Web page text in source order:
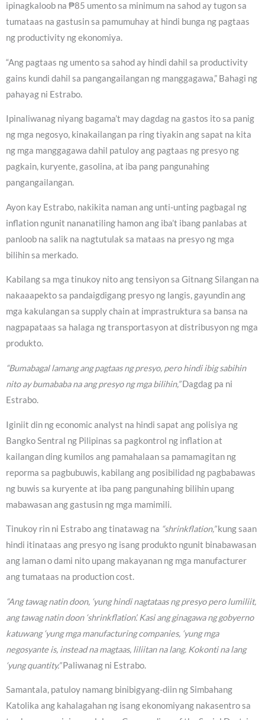
ipinagkaloob na ₱85 umento sa minimum na sahod ay tugon sa
tumataas na gastusin sa pamumuhay at hindi bunga ng pagtaas
ng productivity ng ekonomiya.
“Ang pagtaas ng umento sa sahod ay hindi dahil sa productivity
gains kundi dahil sa pangangailangan ng manggagawa,” Bahagi ng
pahayag ni Estrabo.
Ipinaliwanag niyang bagama’t may dagdag na gastos ito sa panig
ng mga negosyo, kinakailangan pa ring tiyakin ang sapat na kita
ng mga manggagawa dahil patuloy ang pagtaas ng presyo ng
pagkain, kuryente, gasolina, at iba pang pangunahing
pangangailangan.
Ayon kay Estrabo, nakikita naman ang unti-unting pagbagal ng
inflation ngunit nananatiling hamon ang iba’t ibang panlabas at
panloob na salik na nagtutulak sa mataas na presyo ng mga
bilihin sa merkado.
Kabilang sa mga tinukoy nito ang tensiyon sa Gitnang Silangan na
nakaaapekto sa pandaigdigang presyo ng langis, gayundin ang
mga kakulangan sa supply chain at imprastruktura sa bansa na
nagpapataas sa halaga ng transportasyon at distribusyon ng mga
produkto.
“Bumabagal lamang ang pagtaas ng presyo, pero hindi ibig sabihin
nito ay bumababa na ang presyo ng mga bilihin,”Dagdag pa ni
Estrabo.
Iginiit din ng economic analyst na hindi sapat ang polisiya ng
Bangko Sentral ng Pilipinas sa pagkontrol ng inflation at
kailangan ding kumilos ang pamahalaan sa pamamagitan ng
reporma sa pagbubuwis, kabilang ang posibilidad ng pagbabawas
ng buwis sa kuryente at iba pang pangunahing bilihin upang
mabawasan ang gastusin ng mga mamimili.
Tinukoy rin ni Estrabo ang tinatawag na “shrinkflation,”kung saan
hindi itinataas ang presyo ng isang produkto ngunit binabawasan
ang laman o dami nito upang makayanan ng mga manufacturer
ang tumataas na production cost.
“Ang tawag natin doon, ‘yung hindi nagtataas ng presyo pero lumiliit,
ang tawag natin doon ‘shrinkflation’. Kasi ang ginagawa ng gobyerno
katuwang ‘yung mga manufacturing companies, ‘yung mga
negosyante is, instead na magtaas, liliitan na lang. Kokonti na lang
‘yung quantity.”Paliwanag ni Estrabo.
Samantala, patuloy namang binibigyang-diin ng Simbahang
Katolika ang kahalagahan ng isang ekonomiyang nakasentro sa